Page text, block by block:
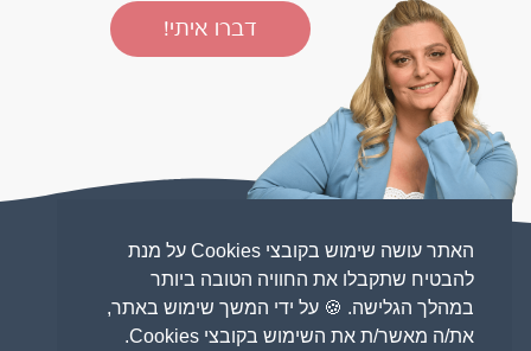
עדי
הרפז
בואו
נכיר
מהתקשורת
מתייחסים
מתייחסים להורות
האתר עושה שימוש בקובצי Cookies על מנת
להבטיח שתקבלו את החוויה הטובה ביותר
במהלך הגלישה. 🍪 על ידי המשך שימוש באתר,
את/ה מאשר/ת את השימוש בקובצי Cookies.